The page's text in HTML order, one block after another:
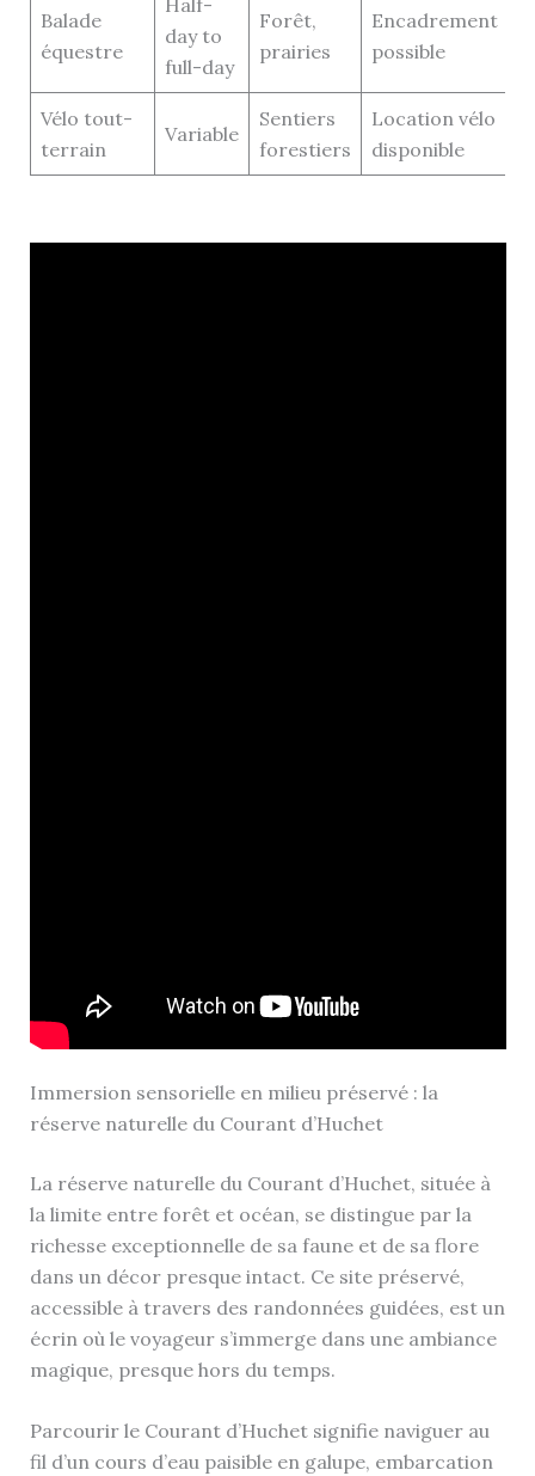
Balade
équestre
day to
full-day
Forêt,
prairies
Encadrement
possible
Vélo tout-
terrain
Variable
Sentiers
forestiers
Location vélo
disponible
Immersion sensorielle en milieu préservé : la
réserve naturelle du Courant d’Huchet
La réserve naturelle du Courant d’Huchet, située à
la limite entre forêt et océan, se distingue par la
richesse exceptionnelle de sa faune et de sa flore
dans un décor presque intact. Ce site préservé,
accessible à travers des randonnées guidées, est un
écrin où le voyageur s’immerge dans une ambiance
magique, presque hors du temps.
Parcourir le Courant d’Huchet signifie naviguer au
fil d’un cours d’eau paisible en galupe, embarcation